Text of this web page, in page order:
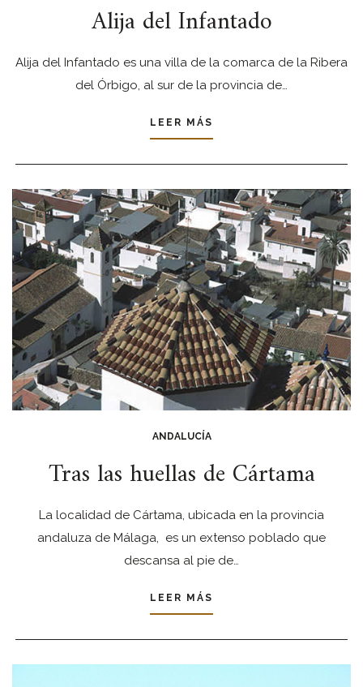
Alija del Infantado
Alija del Infantado es una villa de la comarca de la Ribera
del Órbigo, al sur de la provincia de…
LEER MÁS
ANDALUCÍA
Tras las huellas de Cártama
La localidad de Cártama, ubicada en la provincia
andaluza de Málaga, es un extenso poblado que
descansa al pie de…
LEER MÁS